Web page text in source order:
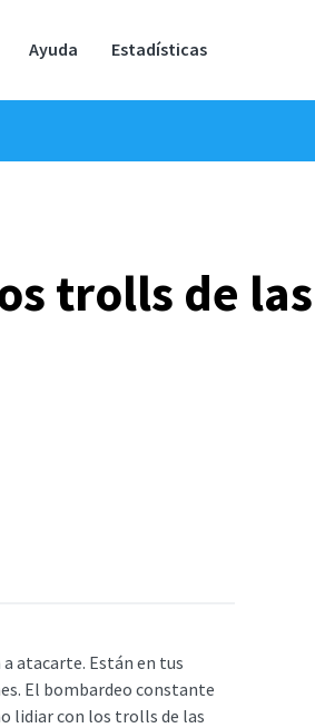
Ayuda Estadísticas
trolls de
atacarte. Están en tus
El bombardeo constante
lidiar con los trolls de las